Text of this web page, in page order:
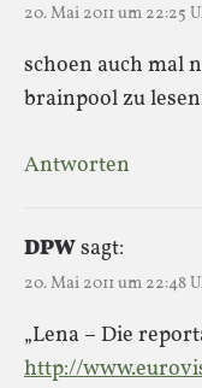
20. Mai 2011 um 22:25
schoen auch mal
brainpool zu
Antworten
DPWsagt:
20. Mai 2011 um 22:48
„Lena – Die
http://